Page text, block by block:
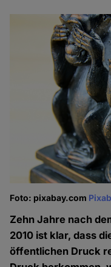
Foto: pixabay.com
Zehn Jahre nach
2010 ist klar, dass
öffentlichen Druck